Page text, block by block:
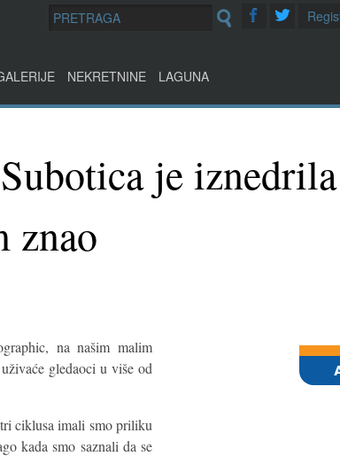
NEKRETNINE LAGUNA
je iznedrila
znao
na našim malim
gledaoci u više od
ciklusa imali smo priliku
kada smo saznali da se